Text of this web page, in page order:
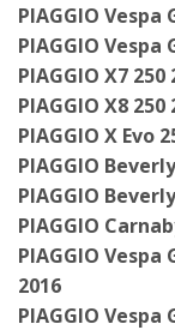
PIAGGIO Vespa
PIAGGIO Vespa
PIAGGIO X7 250
PIAGGIO X8 250
PIAGGIO X Evo
PIAGGIO
PIAGGIO
PIAGGIO
PIAGGIO Vespa
2016
PIAGGIO Vespa